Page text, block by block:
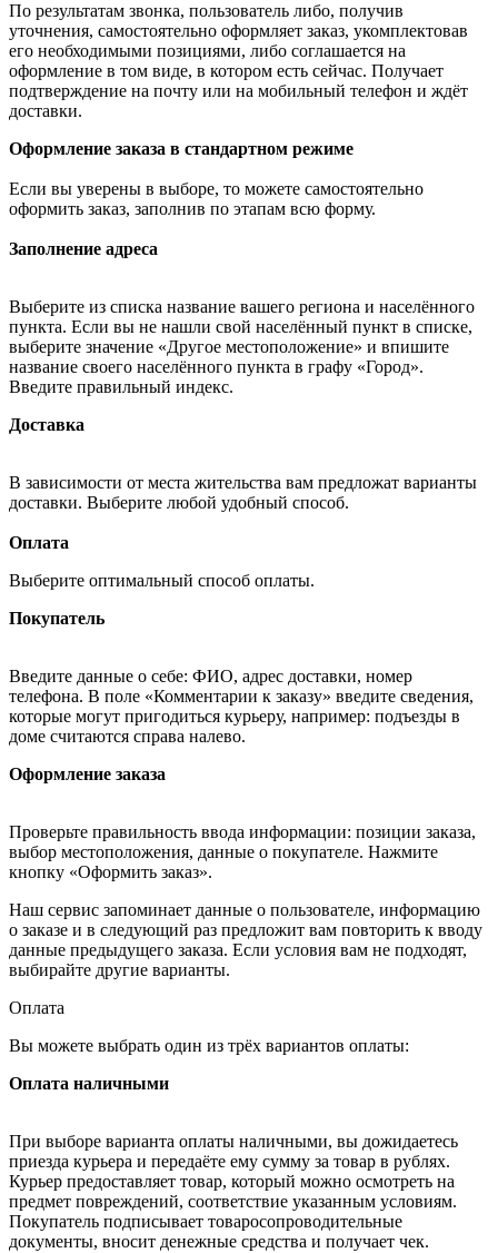
По результатам звонка, пользователь либо, получив
уточнения, самостоятельно оформляет заказ, укомплектовав
его необходимыми позициями, либо соглашается на
оформление в том виде, в котором есть сейчас. Получает
подтверждение на почту или на мобильный телефон и ждёт
доставки.
Оформление заказа в стандартном режиме
Если вы уверены в выборе, то можете самостоятельно
оформить заказ, заполнив по этапам всю форму.
Заполнение адреса
Выберите из списка название вашего региона и населённого
пункта. Если вы не нашли свой населённый пункт в списке,
выберите значение «Другое местоположение» и впишите
название своего населённого пункта в графу «Город».
Введите правильный индекс.
Доставка
В зависимости от места жительства вам предложат варианты
доставки. Выберите любой удобный способ.
Оплата
Выберите оптимальный способ оплаты.
Покупатель
Введите данные о себе: ФИО, адрес доставки, номер
телефона. В поле «Комментарии к заказу» введите сведения,
которые могут пригодиться курьеру, например: подъезды в
доме считаются справа налево.
Оформление заказа
Проверьте правильность ввода информации: позиции заказа,
выбор местоположения, данные о покупателе. Нажмите
кнопку «Оформить заказ».
Наш сервис запоминает данные о пользователе, информацию
о заказе и в следующий раз предложит вам повторить к вводу
данные предыдущего заказа. Если условия вам не подходят,
выбирайте другие варианты.
Оплата
Вы можете выбрать один из трёх вариантов оплаты:
Оплата наличными
При выборе варианта оплаты наличными, вы дожидаетесь
приезда курьера и передаёте ему сумму за товар в рублях.
Курьер предоставляет товар, который можно осмотреть на
предмет повреждений, соответствие указанным условиям.
Покупатель подписывает товаросопроводительные
документы, вносит денежные средства и получает чек.